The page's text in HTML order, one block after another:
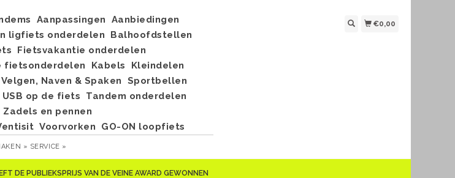
Aanpassingen
Aanbiedingen
ligfiets onderdelen
Balhoofdstellen
Fietsvakantie onderdelen
fietsonderdelen Kabels
Kleindelen
Naven & Spaken
Sportbellen
USB op de fiets
Tandem onderdelen
Zadels en pennen
Voorvorken GO-ON loopfiets
» SERVICE »
€0,00
DE PUBLIEKSPRIJS VAN DE VEINE AWARD GEWONNEN